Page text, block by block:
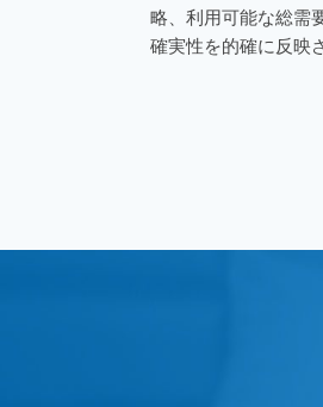
略、利用可能な総需
確実性を的確に反映